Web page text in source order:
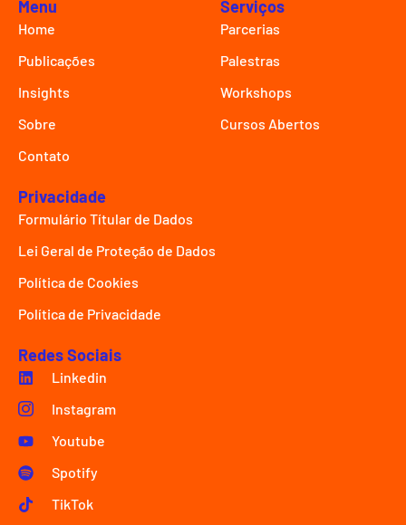
Menu
Home
Publicações
Insights
Sobre
Contato
Serviços
Parcerias
Palestras
Workshops
Cursos Abertos
Privacidade
Formulário Títular de Dados
Lei Geral de Proteção de Dados
Política de Cookies
Política de Privacidade
Redes Sociais
Linkedin
Instagram
Youtube
Spotify
TikTok